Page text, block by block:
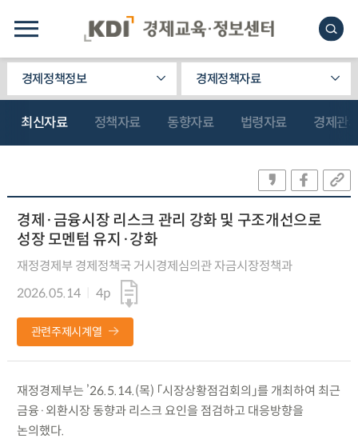
경제정책정보 경제정책자료
최신자료 정책자료 동향자료 법령자료 경제관
경제·금융시장 리스크 관리 강화 및 구조개선으로
성장 모멘텀 유지·강화
재정경제부 경제정책국 거시경제심의관 자금시장정책과
2026.05.14
4p
관련주제시계열
재정경제부는 ’26.5.14.(목) 「시장상황점검회의」를 개최하여 최근
금융·외환시장 동향과 리스크 요인을 점검하고 대응방향을
논의했다.